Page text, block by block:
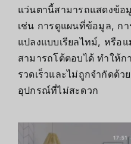
แว่นตานี้สามารถแสดงข้อ
เช่น การดูแผนที่ข้อมูล, ก
แปลงแบบเรียลไทม์, หรือ
สามารถโต้ตอบได้ ทำให้ก
รวดเร็วและไม่ถูกจำกัดด้
อุปกรณ์ที่ไม่สะดวก